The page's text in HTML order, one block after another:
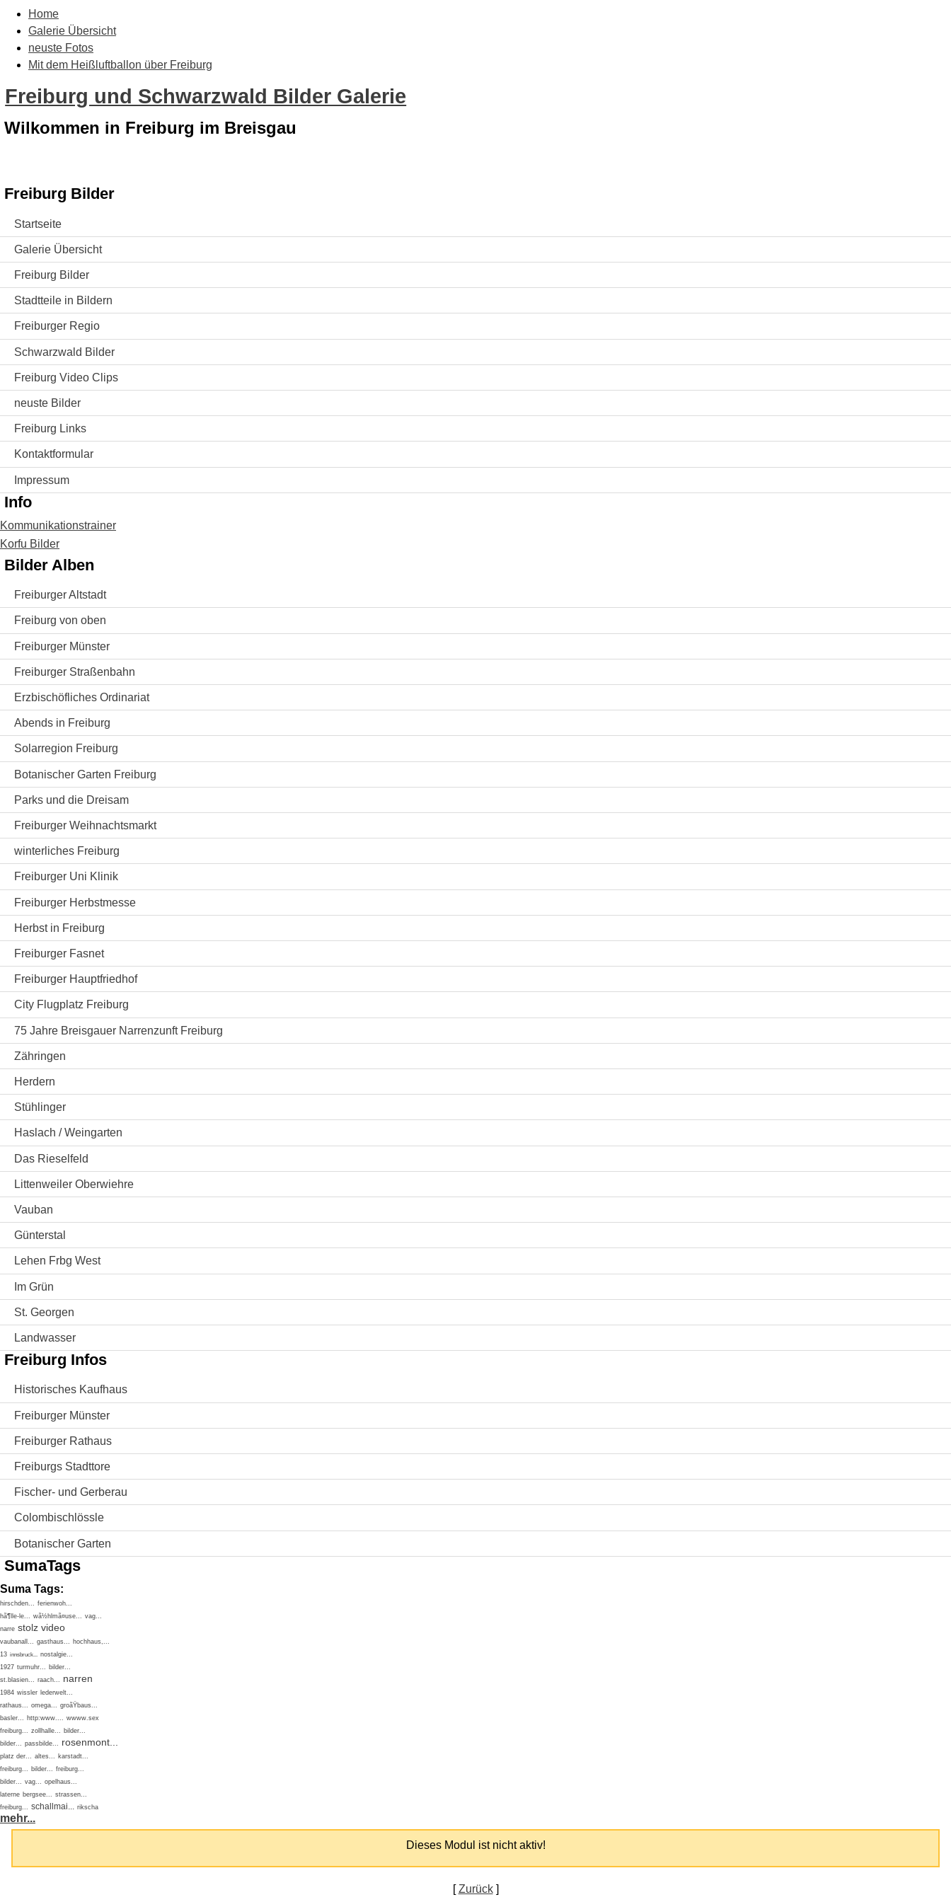
Home
Galerie Übersicht
neuste Fotos
Mit dem Heißluftballon über Freiburg
Freiburg und Schwarzwald Bilder Galerie
Wilkommen in Freiburg im Breisgau
Freiburg Bilder
Startseite
Galerie Übersicht
Freiburg Bilder
Stadtteile in Bildern
Freiburger Regio
Schwarzwald Bilder
Freiburg Video Clips
neuste Bilder
Freiburg Links
Kontaktformular
Impressum
Info
Kommunikationstrainer
Korfu Bilder
Bilder Alben
Freiburger Altstadt
Freiburg von oben
Freiburger Münster
Freiburger Straßenbahn
Erzbischöfliches Ordinariat
Abends in Freiburg
Solarregion Freiburg
Botanischer Garten Freiburg
Parks und die Dreisam
Freiburger Weihnachtsmarkt
winterliches Freiburg
Freiburger Uni Klinik
Freiburger Herbstmesse
Herbst in Freiburg
Freiburger Fasnet
Freiburger Hauptfriedhof
City Flugplatz Freiburg
75 Jahre Breisgauer Narrenzunft Freiburg
Zähringen
Herdern
Stühlinger
Haslach / Weingarten
Das Rieselfeld
Littenweiler Oberwiehre
Vauban
Günterstal
Lehen Frbg West
Im Grün
St. Georgen
Landwasser
Freiburg Infos
Historisches Kaufhaus
Freiburger Münster
Freiburger Rathaus
Freiburgs Stadttore
Fischer- und Gerberau
Colombischlössle
Botanischer Garten
SumaTags
Suma Tags:
hirschden... ferienwoh...
hã¶lle-le... wã½hlmã¤use... vag...
narre stolz video
vaubanall... gasthaus... hochhaus,...
13 innsbruck... nostalgie...
1927 turmuhr... bilder...
st.blasien... raach... narren
1984 wissler lederwelt...
rathaus... omega... groãŸbaus...
basler... http:www.... wwww.sex
freiburg... zollhalle... bilder...
bilder... passbilde... rosenmont...
platz der... altes... karstadt...
freiburg... bilder... freiburg...
bilder... vag... opelhaus...
laterne bergsee... strassen...
freiburg... schallmai... rikscha
mehr...
Dieses Modul ist nicht aktiv!
Zurück]